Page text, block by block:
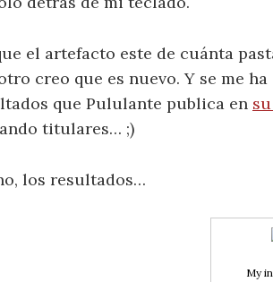
el artefacto este de cuánta
creo que es nuevo. Y se me
que Pululante publica en
titulares… ;)
los resultados…
My